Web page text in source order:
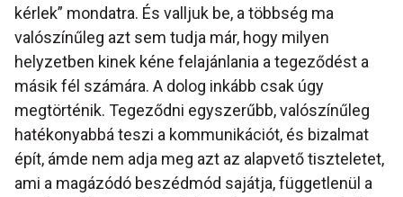
kérlek” mondatra. És valljuk be, a többség ma
valószínűleg azt sem tudja már, hogy milyen
helyzetben kinek kéne felajánlania a tegeződést a
másik fél számára. A dolog inkább csak úgy
megtörténik. Tegeződni egyszerűbb, valószínűleg
hatékonyabbá teszi a kommunikációt, és bizalmat
épít, ámde nem adja meg azt az alapvető tiszteletet,
ami a magázódó beszédmód sajátja, függetlenül a